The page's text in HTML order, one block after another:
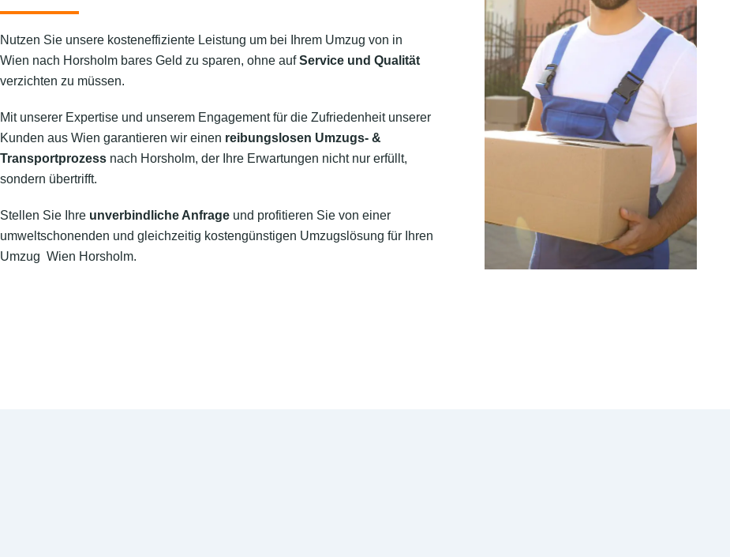
Nutzen Sie unsere kosteneffiziente Leistung um bei Ihrem Umzug von in
Wien nach Horsholm bares Geld zu sparen, ohne aufService und Qualität
verzichten zu müssen.
Mit unserer Expertise und unserem Engagement für die Zufriedenheit unserer
Kunden aus Wien garantieren wir einen reibungslosen Umzugs- &
Transportprozess nach Horsholm, der Ihre Erwartungen nicht nur erfüllt,
sondern übertrifft.
Stellen Sie Ihre unverbindliche Anfrage und profitieren Sie von einer
umweltschonenden und gleichzeitig kostengünstigen Umzugslösung für Ihren
Umzug Wien Horsholm.